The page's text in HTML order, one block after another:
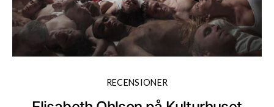
RECENSIONER